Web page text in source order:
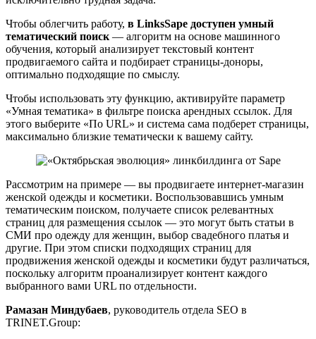
Чтобы облегчить работу, в LinksSape доступен умный
тематический поиск — алгоритм на основе машинного
обучения, который анализирует текстовый контент
продвигаемого сайта и подбирает страницы-доноры,
оптимально подходящие по смыслу.
Чтобы использовать эту функцию, активируйте параметр
«Умная тематика» в фильтре поиска арендных ссылок. Для
этого выберите «По URL» и система сама подберет страницы,
максимально близкие тематически к вашему сайту.
Рассмотрим на примере — вы продвигаете интернет-магазин
женской одежды и косметики. Воспользовавшись умным
тематическим поиском, получаете список релевантных
страниц для размещения ссылок — это могут быть статьи в
СМИ про одежду для женщин, выбор свадебного платья и
другие. При этом списки подходящих страниц для
продвижения женской одежды и косметики будут различаться,
поскольку алгоритм проанализирует контент каждого
выбранного вами URL по отдельности.
Рамазан Миндубаев, руководитель отдела SEO в
TRINET.Group: